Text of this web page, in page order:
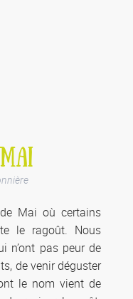
Mai où certains
le ragoût. Nous
n’ont pas peur de
de venir déguster
le nom vient de